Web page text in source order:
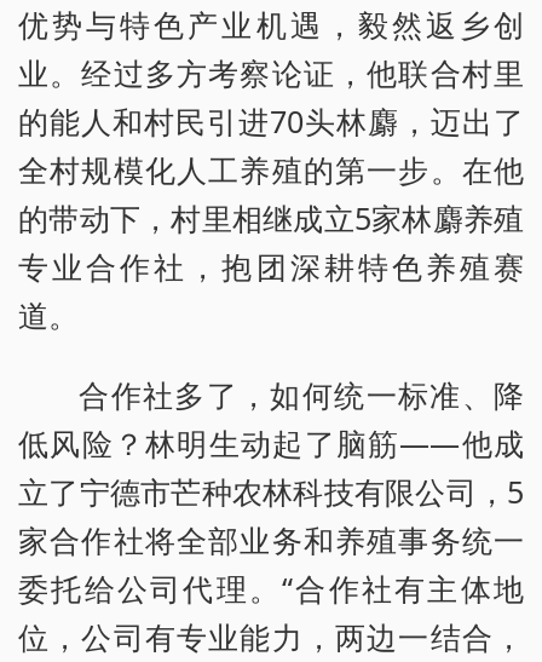
优势与特色产业机遇，毅然返乡创
业。经过多方考察论证，他联合村里
的能人和村民引进70头林麝，迈出了
全村规模化人工养殖的第一步。在他
的带动下，村里相继成立5家林麝养殖
专业合作社，抱团深耕特色养殖赛
道。
合作社多了，如何统一标准、降
低风险？林明生动起了脑筋——他成
立了宁德市芒种农林科技有限公司，5
家合作社将全部业务和养殖事务统一
委托给公司代理。“合作社有主体地
位，公司有专业能力，两边一结合，